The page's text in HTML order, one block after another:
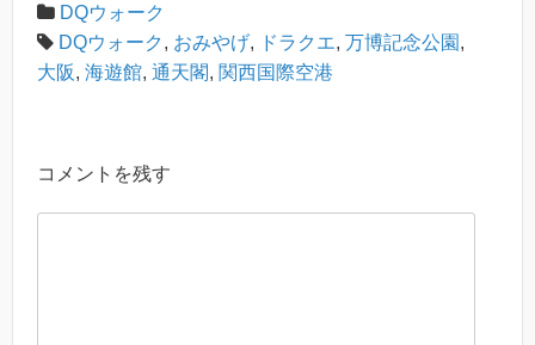
DQウォーク
DQウォーク , おみやげ, ドラクエ, 万博記念公園 ,
大阪, 海遊館, 通天閣, 関西国際空港
コメントを残す